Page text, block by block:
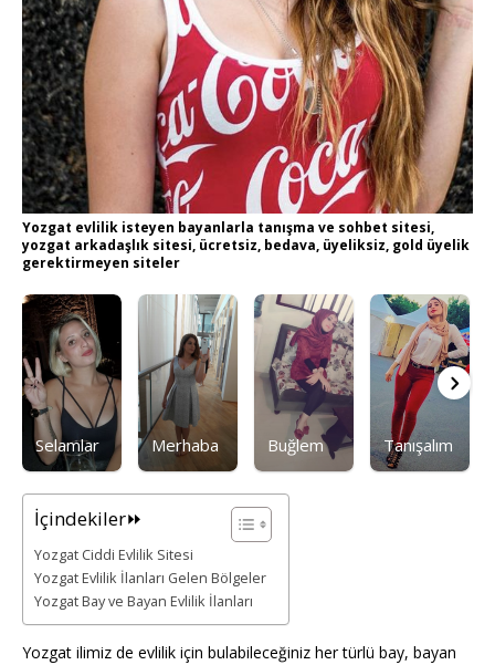
Yozgat evlilik isteyen bayanlarla tanışma ve sohbet sitesi,
yozgat arkadaşlık sitesi, ücretsiz, bedava, üyeliksiz, gold üyelik
gerektirmeyen siteler
Selamlar Merhaba Buğlem Tanışalım
İçindekiler⏩
Yozgat Ciddi Evlilik Sitesi
Yozgat Evlilik İlanları Gelen Bölgeler
Yozgat Bay ve Bayan Evlilik İlanları
Yozgat ilimiz de evlilik için bulabileceğiniz her türlü bay, bayan